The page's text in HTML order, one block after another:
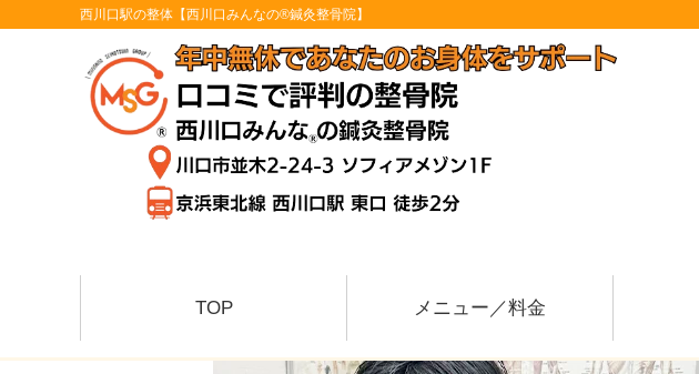
西川口駅の整体【西川口みんなの®鍼灸整骨院】
TOP メニュー／料金